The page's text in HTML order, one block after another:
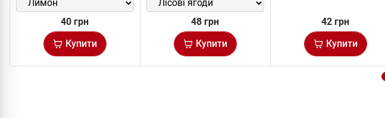
40 грн
Купити
48 грн
Купити
42 грн
Купити